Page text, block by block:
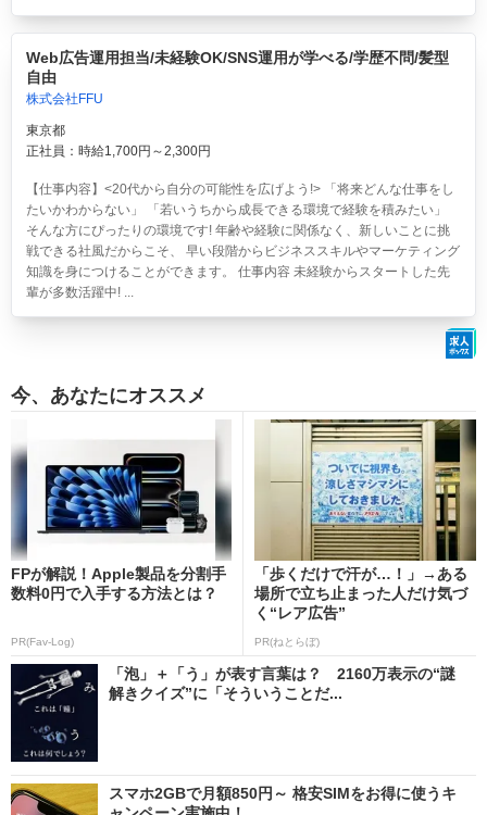
Web広告運用担当/未経験OK/SNS運用が学べる/学歴不問/髪型
自由
株式会社FFU
東京都
正社員：時給1,700円～2,300円
【仕事内容】<20代から自分の可能性を広げよう!> 「将来どんな仕事をし
たいかわからない」 「若いうちから成長できる環境で経験を積みたい」
そんな方にぴったりの環境です! 年齢や経験に関係なく、新しいことに挑
戦できる社風だからこそ、 早い段階からビジネススキルやマーケティング
知識を身につけることができます。 仕事内容 未経験からスタートした先
輩が多数活躍中! ...
今、あなたにオススメ
FPが解説！Apple製品を分割手
数料0円で入手する方法とは？
PR(Fav-Log)
「歩くだけで汗が…！」→ある
場所で立ち止まった人だけ気づ
く“レア広告”
PR(ねとらぼ)
「泡」＋「う」が表す言葉は？ 2160万表示の“謎
解きクイズ”に「そういうことだ...
スマホ2GBで月額850円～ 格安SIMをお得に使うキ